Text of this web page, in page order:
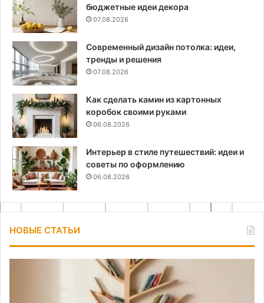
бюджетные идеи декора
07.08.2026
Современный дизайн потолка: идеи,
тренды и решения
07.08.2026
Как сделать камин из картонных
коробок своими руками
06.08.2026
Интерьер в стиле путешествий: идеи и
советы по оформлению
06.08.2026
НОВЫЕ СТАТЬИ